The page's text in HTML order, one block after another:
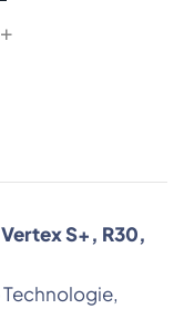
S+, R30,
Technologie,